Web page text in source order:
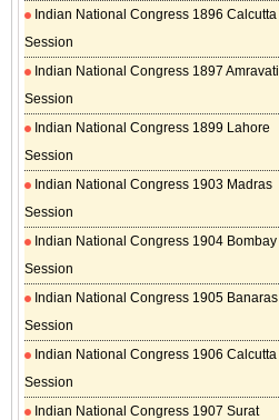
Indian National Congress 1896 Calcutta
Session
Indian National Congress 1897 Amravati
Session
Indian National Congress 1899 Lahore
Session
Indian National Congress 1903 Madras
Session
Indian National Congress 1904 Bombay
Session
Indian National Congress 1905 Banaras
Session
Indian National Congress 1906 Calcutta
Session
Indian National Congress 1907 Surat